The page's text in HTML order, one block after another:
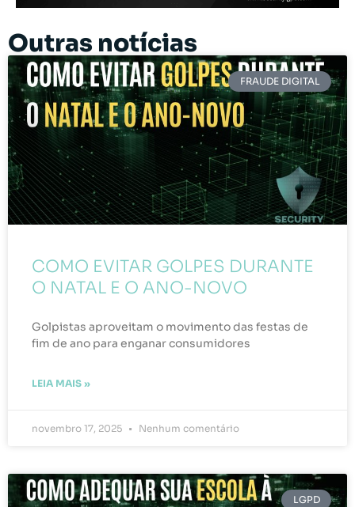
Outras notícias
FRAUDE DIGITAL
COMO EVITAR GOLPES DURANTE
O NATAL E O ANO-NOVO
Golpistas aproveitam o movimento das festas de
fim de ano para enganar consumidores
LEIA MAIS »
novembro 17, 2025 Nenhum comentário
LGPD